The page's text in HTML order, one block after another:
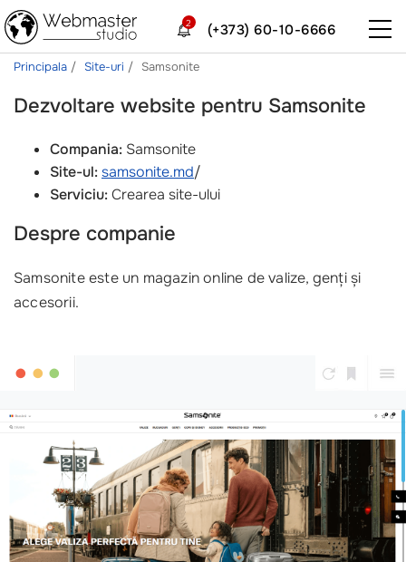
(+373) 60-10-6666
2
Principala Site-uri Samsonite
Dezvoltare website pentru Samsonite
Compania: Samsonite
Site-ul:samsonite.md/
Serviciu:Crearea site-ului
Despre companie
Samsonite este un magazin online de valize, genți și
accesorii.